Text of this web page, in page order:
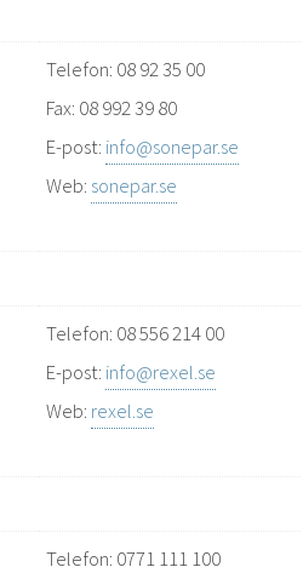
Telefon: 08 92 35 00
Fax: 08 992 39 80
E-post: info@sonepar.se
Web: sonepar.se
Telefon: 08 556 214 00
E-post: info@rexel.se
Web: rexel.se
Telefon: 0771 111 100